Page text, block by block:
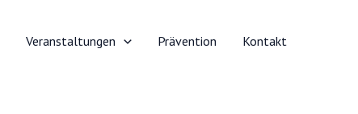
Veranstaltungen Prävention Kontakt